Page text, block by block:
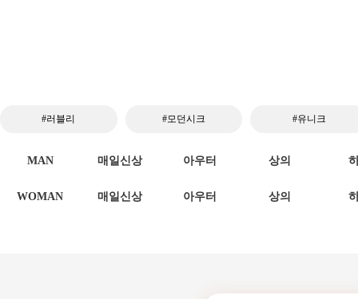
#러블리 #모던시크 #유니크
MAN 매일신상 아우터 상의
WOMAN 매일신상 아우터 상의